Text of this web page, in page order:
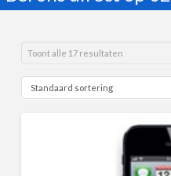
Toont alle 17 resultaten